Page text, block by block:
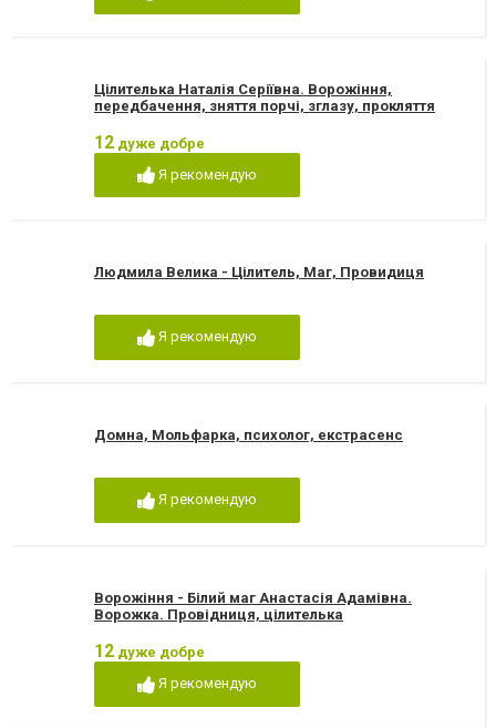
Цілителька Наталія Серіївна. Ворожіння,
передбачення, зняття порчі, зглазу, прокляття
12 дуже добре
Я рекомендую
Людмила Велика - Цілитель, Маг, Провидиця
Я рекомендую
Домна, Мольфарка, психолог, екстрасенс
Я рекомендую
Ворожіння - Білий маг Анастасія Адамівна.
Ворожка. Провідниця, цілителька
12 дуже добре
Я рекомендую